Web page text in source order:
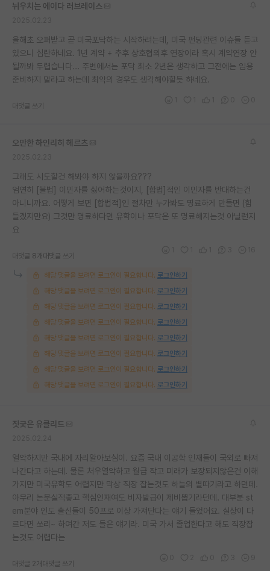
뉘우치는 에이다 러브레이스
올해초 오퍼받고 곧 미국포닥하는 시작하려는데, 미국 펀딩관련 이슈들 듣고
있으니 심란하네요. 1년 계약 + 추후 상호협의후 연장이라 혹시 계약연장 안
될까봐 두렵습니다... 주변에서는 포닥 최소 2년은 생각하고 그전에는 임용
준비하지 말라고 하는데 최악의 경우도 생각해야할듯 하네요.
대댓글 쓰기
오만한 하인리히 헤르츠
그래도 시도할건 해봐야 하지 않을까요???
엄연히 [불법] 이민자를 싫어하는것이지, [합법]적인 이민자를 반대하는건
아니니까요. 어떻게 보면 [합법적]인 절차만 누가봐도 명료하게 만들면 (힘
들겠지만요) 그것만 명료하다면 유학이나 포닥은 또 명료해지는것 아닐런지
요
대댓글 8개 대댓글 쓰기
해당 댓글을 보려면 로그인이 필요합니다. 로그인하기
해당 댓글을 보려면 로그인이 필요합니다. 로그인하기
해당 댓글을 보려면 로그인이 필요합니다. 로그인하기
해당 댓글을 보려면 로그인이 필요합니다. 로그인하기
해당 댓글을 보려면 로그인이 필요합니다. 로그인하기
해당 댓글을 보려면 로그인이 필요합니다. 로그인하기
해당 댓글을 보려면 로그인이 필요합니다. 로그인하기
해당 댓글을 보려면 로그인이 필요합니다. 로그인하기
짓궂은 유클리드
열악하지만 국내에 자리알아보심이. 요즘 국내 이공학 인재들이 국외로 빠져
나간다고 하는데. 물론 처우열악하고 월급 작고 미래가 보장되지않은건 이해
가지만 미국유학도 어렵지만 막상 직장 잡는것도 하늘의 별따기라고 하던데.
아무리 논문실적좋고 핵심인재여도 비자발급이 제비뽑기라던데. 대부분 st
em분야 인도 출신들이 50프로 이상 가져단다는 얘기 들었어요. 실상이 다
르다면 쏘리~ 하여간 저도 들은 얘기라. 미국 가서 졸업한다고 해도 직장잡
는것도 어렵다는
대댓글 2개 대댓글 쓰기